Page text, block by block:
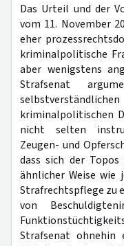
Das Urteil und der
vom 11. November
eher
kriminalpolitische
aber wenigstens
Strafsenat
kriminalpolitischen
nicht selten
Zeugen- und
dass sich der
ähnlicher Weise
Strafrechtspflege zu
von
Strafsenat ohnehin